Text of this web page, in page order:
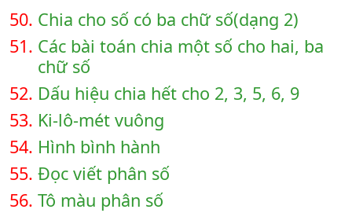
50. Chia cho số có ba chữ số(dạng 2)
51. Các bài toán chia một số cho hai, ba
chữ số
52. Dấu hiệu chia hết cho 2, 3, 5, 6, 9
53. Ki-lô-mét vuông
54. Hình bình hành
55. Đọc viết phân số
56. Tô màu phân số